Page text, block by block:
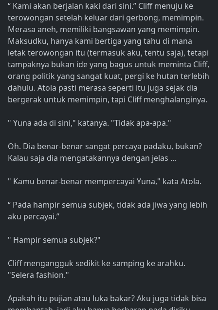
“ Kami akan berjalan kaki dari sini.” Cliff menuju ke
terowongan setelah keluar dari gerbong, memimpin.
Merasa aneh, memiliki bangsawan yang memimpin.
Maksudku, hanya kami bertiga yang tahu di mana
letak terowongan itu (termasuk aku, tentu saja), tetapi
tampaknya bukan ide yang bagus untuk meminta Cliff,
orang politik yang sangat kuat, pergi ke hutan terlebih
dahulu. Atola pasti merasa seperti itu juga sejak dia
bergerak untuk memimpin, tapi Cliff menghalanginya.
" Yuna ada di sini," katanya. "Tidak apa-apa."
Oh. Dia benar-benar sangat percaya padaku, bukan?
Kalau saja dia mengatakannya dengan jelas ...
" Kamu benar-benar mempercayai Yuna," kata Atola.
“ Pada hampir semua subjek, tidak ada jiwa yang lebih
aku percayai.”
" Hampir semua subjek?"
Cliff mengangguk sedikit ke samping ke arahku.
"Selera fashion."
Apakah itu pujian atau luka bakar? Aku juga tidak bisa